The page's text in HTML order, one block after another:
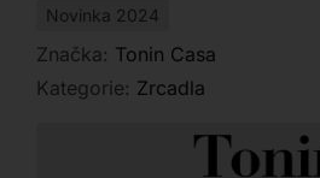
Novinka 2024
Značka: Tonin Casa
Kategorie: Zrcadla